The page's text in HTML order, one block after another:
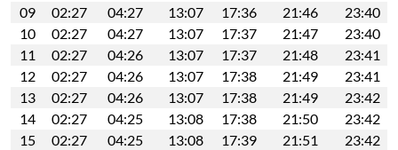
09
02:27 04:27 13:07 17:36 21:46
23:40
10
02:27 04:27 13:07 17:37 21:47
23:40
11
02:27 04:26 13:07 17:37 21:48
23:41
12
02:27 04:26 13:07 17:38 21:49
23:41
13
02:27 04:26 13:07 17:38 21:49
23:42
14
02:27 04:25 13:08 17:38 21:50
23:42
15
02:27 04:25 13:08 17:39 21:51
23:42